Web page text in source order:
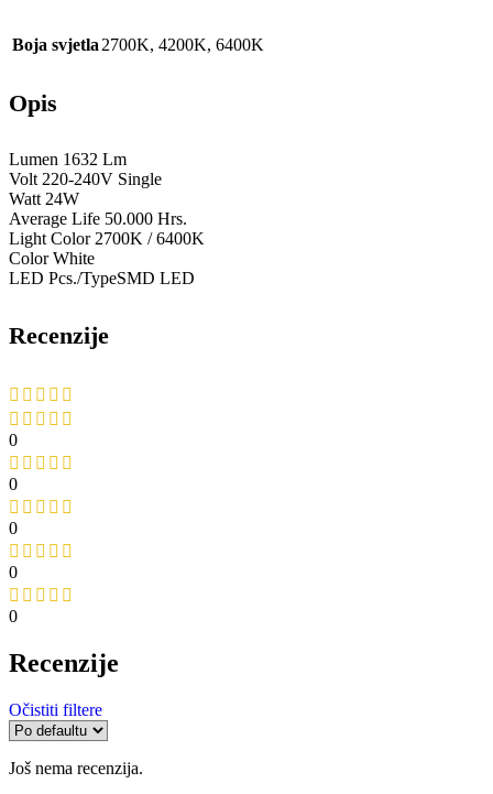
Boja svjetla 2700K, 4200K, 6400K
Opis
Lumen 1632 Lm
Volt 220-240V Single
Watt 24W
Average Life 50.000 Hrs.
Light Color 2700K / 6400K
Color White
LED Pcs./TypeSMD LED
Recenzije
0
0
0
0
0
Recenzije
Očistiti filtere
Još nema recenzija.